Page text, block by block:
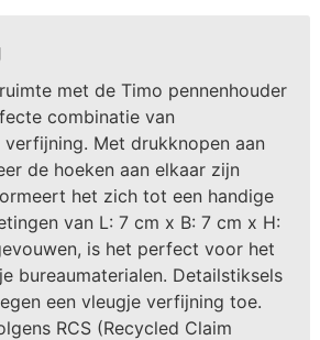
met de Timo pennenhouder
combinatie van
Met drukknopen aan
de hoeken aan elkaar zijn
het zich tot een handige
van L: 7 cm x B: 7 cm x H:
is het perfect voor het
bureaumaterialen. Detailstiksels
een vleugje verfijning toe.
RCS (Recycled Claim